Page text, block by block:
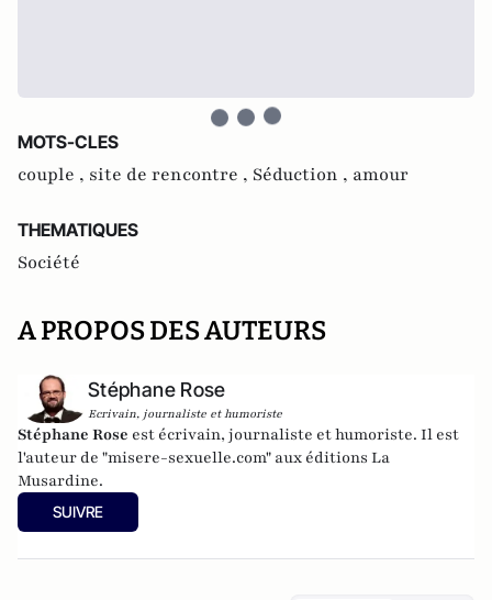
MOTS-CLES
couple , site de rencontre , Séduction , amour
THEMATIQUES
Société
A PROPOS DES AUTEURS
Stéphane Rose
Ecrivain, journaliste et humoriste
Stéphane Rose est écrivain, journaliste et humoriste. Il est
l'auteur de "misere-sexuelle.com" aux éditions La
Musardine.
SUIVRE